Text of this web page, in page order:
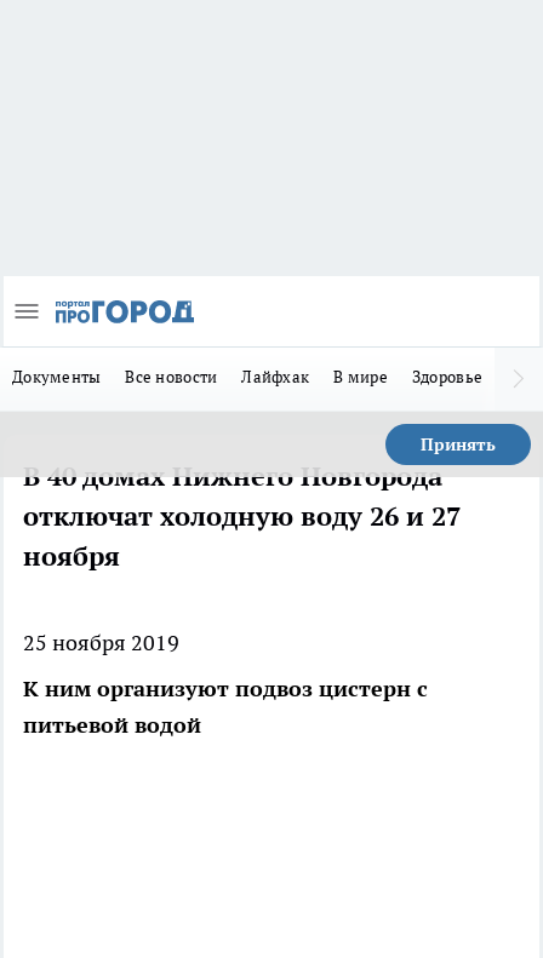
Документы Все новости Лайфхак В мире Здоровье
Принять
В 40 домах Нижнего Новгорода
отключат холодную воду 26 и 27
ноября
25 ноября 2019
К ним организуют подвоз цистерн с
питьевой водой